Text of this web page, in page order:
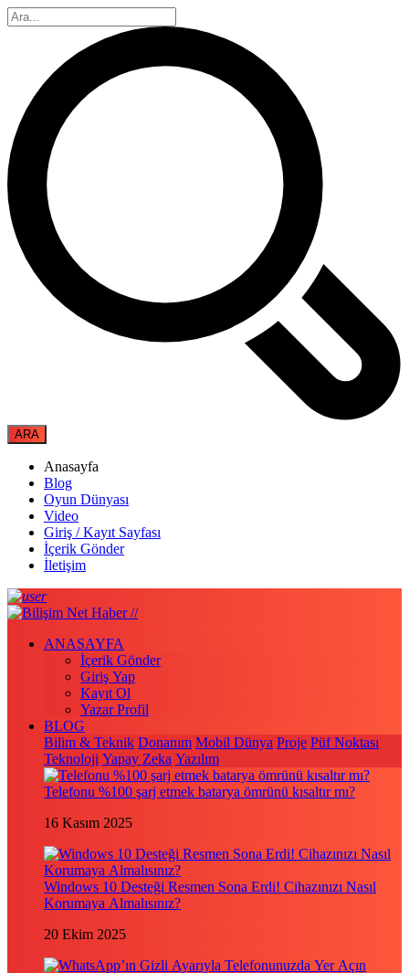
Anasayfa
Blog
Oyun Dünyası
Video
Giriş / Kayıt Sayfası
İçerik Gönder
İletişim
ANASAYFA
İçerik Gönder
Giriş Yap
Kayıt Ol
Yazar Profil
BLOG
Bilim & Teknik Donanım Mobil Dünya Proje Püf Noktası
Teknoloji Yapay Zeka Yazılım
Telefonu %100 şarj etmek batarya ömrünü kısaltır mı?
16 Kasım 2025
Windows 10 Desteği Resmen Sona Erdi! Cihazınızı Nasıl
Korumaya Almalısınız?
20 Ekim 2025